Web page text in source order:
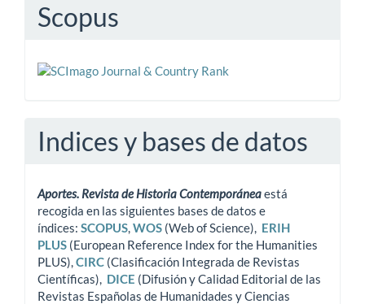
Scopus
Indices y bases de datos
Aportes. Revista de Historia Contemporáneaestá
recogida en las siguientes bases de datos e
índices: SCOPUS WOS (Web of Science), ERIH
PLUS (European Reference Index for the Humanities
PLUS), CIRC (Clasificación Integrada de Revistas
Científicas), DICE (Difusión y Calidad Editorial de las
Revistas Españolas de Humanidades y Ciencias